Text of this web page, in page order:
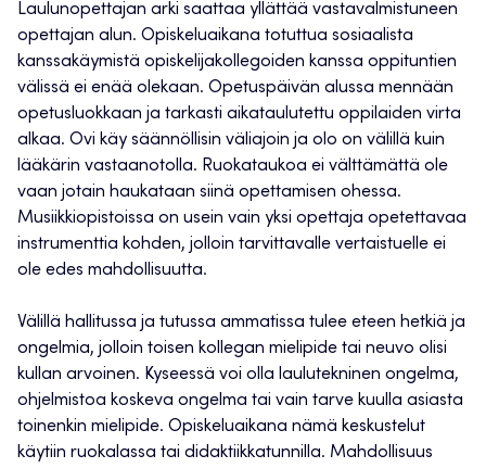
Laulunopettajan arki saattaa yllättää vastavalmistuneen
opettajan alun. Opiskeluaikana totuttua sosiaalista
kanssakäymistä opiskelijakollegoiden kanssa oppituntien
välissä ei enää olekaan. Opetuspäivän alussa mennään
opetusluokkaan ja tarkasti aikataulutettu oppilaiden virta
alkaa. Ovi käy säännöllisin väliajoin ja olo on välillä kuin
lääkärin vastaanotolla. Ruokataukoa ei välttämättä ole
vaan jotain haukataan siinä opettamisen ohessa.
Musiikkiopistoissa on usein vain yksi opettaja opetettavaa
instrumenttia kohden, jolloin tarvittavalle vertaistuelle ei
ole edes mahdollisuutta.
Välillä hallitussa ja tutussa ammatissa tulee eteen hetkiä ja
ongelmia, jolloin toisen kollegan mielipide tai neuvo olisi
kullan arvoinen. Kyseessä voi olla laulutekninen ongelma,
ohjelmistoa koskeva ongelma tai vain tarve kuulla asiasta
toinenkin mielipide. Opiskeluaikana nämä keskustelut
käytiin ruokalassa tai didaktiikkatunnilla. Mahdollisuus